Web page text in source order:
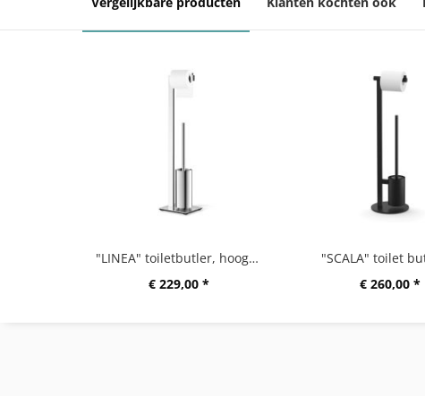
"LINEA" toiletbutler, hoogglanzend
€ 229,00 *
"SCALA" toilet
€ 260,00 *